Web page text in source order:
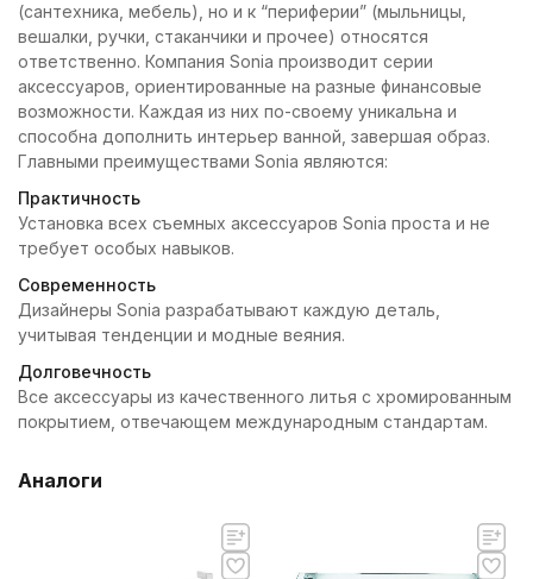
(сантехника, мебель), но и к “периферии” (мыльницы,
вешалки, ручки, стаканчики и прочее) относятся
ответственно. Компания Sonia производит серии
аксессуаров, ориентированные на разные финансовые
возможности. Каждая из них по-своему уникальна и
способна дополнить интерьер ванной, завершая образ.
Главными преимуществами Sonia являются:
Практичность
Установка всех съемных аксессуаров Sonia проста и не
требует особых навыков.
Современность
Дизайнеры Sonia разрабатывают каждую деталь,
учитывая тенденции и модные веяния.
Долговечность
Все аксессуары из качественного литья с хромированным
покрытием, отвечающем международным стандартам.
Аналоги